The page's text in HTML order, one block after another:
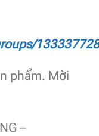
phẩm. Mời
–